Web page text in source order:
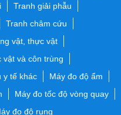
Tranh giải phẫu
Tranh châm cứu
vật, thực vật
vật và côn trùng
y tế khác
Máy đo độ ẩm
Máy đo tốc độ vòng quay
đo độ rung